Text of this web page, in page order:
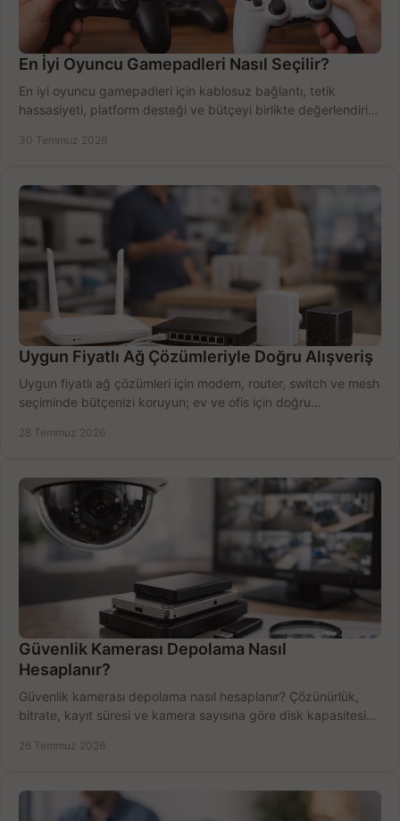
En İyi Oyuncu Gamepadleri Nasıl Seçilir?
En iyi oyuncu gamepadleri için kablosuz bağlantı, tetik
hassasiyeti, platform desteği ve bütçeyi birlikte değerlendirin;
30 Temmuz 2026
Uygun Fiyatlı Ağ Çözümleriyle Doğru Alışveriş
Uygun fiyatlı ağ çözümleri için modem, router, switch ve mesh
seçiminde bütçenizi koruyun; ev ve ofis için doğru
28 Temmuz 2026
Güvenlik Kamerası Depolama Nasıl
Hesaplanır?
Güvenlik kamerası depolama nasıl hesaplanır? Çözünürlük,
bitrate, kayıt süresi ve kamera sayısına göre disk kapasitesini
26 Temmuz 2026